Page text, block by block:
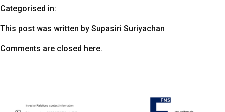
Categorised in:
This post was written by Supasiri Suriyachan
Comments are closed here.